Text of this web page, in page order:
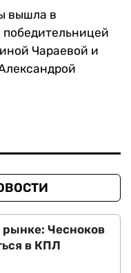
вышла в
победительницей
Чараевой и
Чесноков
в КПЛ